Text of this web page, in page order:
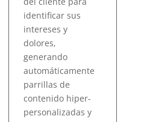
identificar sus
intereses y
dolores,
generando
automáticamente
parrillas de
contenido hiper-
personalizadas y